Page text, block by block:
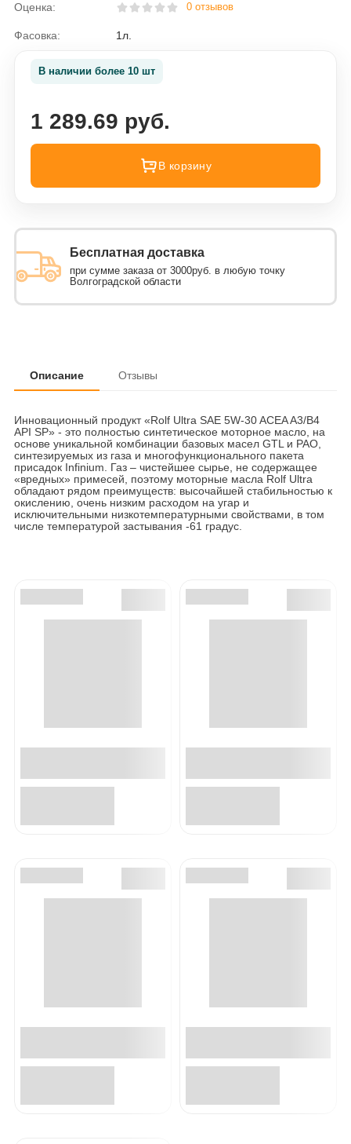
Оценка: 0 отзывов
Фасовка: 1л.
В наличии более 10 шт
1 289.69 руб.
В корзину
Бесплатная доставка
при сумме заказа от 3000руб. в любую точку
Волгоградской области
Описание Отзывы
Инновационный продукт «Rolf Ultra SAE 5W-30 ACEA A3/B4
API SP» - это полностью синтетическое моторное масло, на
основе уникальной комбинации базовых масел GTL и PAO,
синтезируемых из газа и многофункционального пакета
присадок Infinium. Газ – чистейшее сырье, не содержащее
«вредных» примесей, поэтому моторные масла Rolf Ultra
обладают рядом преимуществ: высочайшей стабильностью к
окислению, очень низким расходом на угар и
исключительными низкотемпературными свойствами, в том
числе температурой застывания -61 градус.